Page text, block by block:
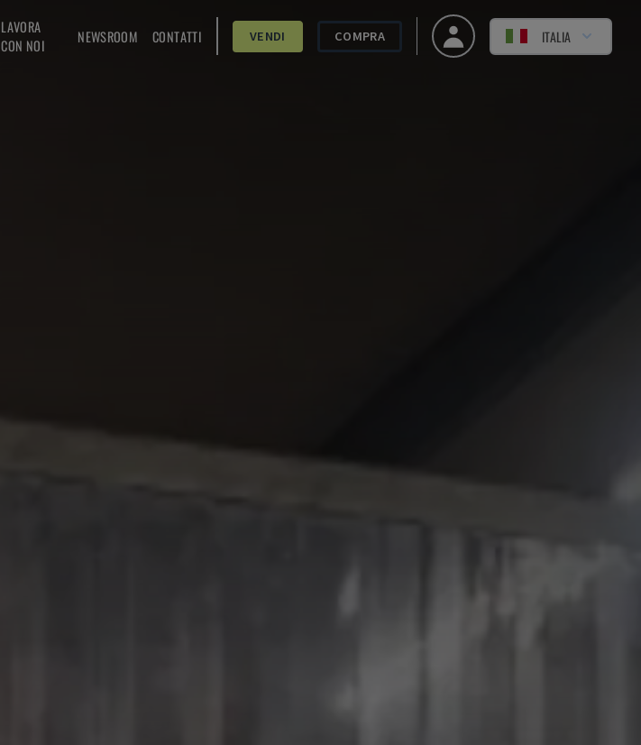
LAVORA
CON NOI
NEWSROOM CONTATTI VENDI COMPRA ITALIA